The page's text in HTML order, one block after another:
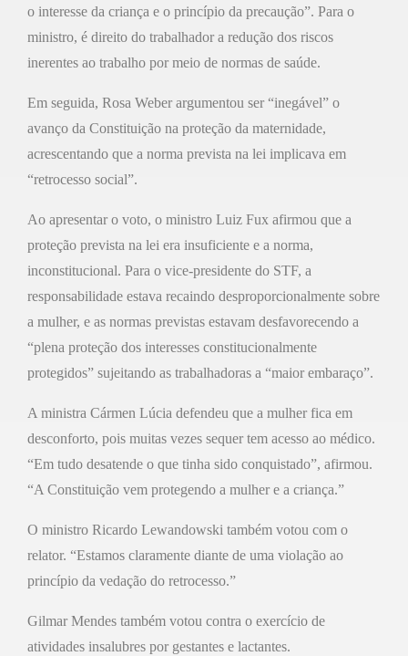
o interesse da criança e o princípio da precaução”. Para o
ministro, é direito do trabalhador a redução dos riscos
inerentes ao trabalho por meio de normas de saúde.
Em seguida, Rosa Weber argumentou ser “inegável” o
avanço da Constituição na proteção da maternidade,
acrescentando que a norma prevista na lei implicava em
“retrocesso social”.
Ao apresentar o voto, o ministro Luiz Fux afirmou que a
proteção prevista na lei era insuficiente e a norma,
inconstitucional. Para o vice-presidente do STF, a
responsabilidade estava recaindo desproporcionalmente sobre
a mulher, e as normas previstas estavam desfavorecendo a
“plena proteção dos interesses constitucionalmente
protegidos” sujeitando as trabalhadoras a “maior embaraço”.
A ministra Cármen Lúcia defendeu que a mulher fica em
desconforto, pois muitas vezes sequer tem acesso ao médico.
“Em tudo desatende o que tinha sido conquistado”, afirmou.
“A Constituição vem protegendo a mulher e a criança.”
O ministro Ricardo Lewandowski também votou com o
relator. “Estamos claramente diante de uma violação ao
princípio da vedação do retrocesso.”
Gilmar Mendes também votou contra o exercício de
atividades insalubres por gestantes e lactantes.